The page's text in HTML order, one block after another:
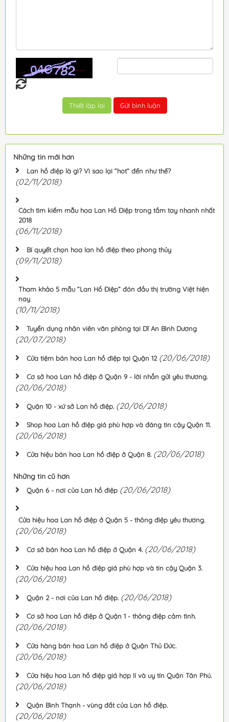
Những tin mới hơn
Lan hồ điệp là gì? Vì sao lại “hot” đến như thế?
(02/11/2018)
Cách tìm kiếm mẫu hoa Lan Hồ Điệp trong tầm tay nhanh nhất
2018
(06/11/2018)
Bí quyết chọn hoa lan hồ điệp theo phong thủy
(09/11/2018)
Tham khảo 5 mẫu “Lan Hồ Điệp” đón đầu thị trường Việt hiện
nay
(10/11/2018)
Tuyển dụng nhân viên văn phòng tại Dĩ An Bình Dương
(20/07/2018)
Cửa tiệm bán hoa Lan hồ điệp tại Quận 12 (20/06/2018)
Cơ sở hoa Lan hồ điệp ở Quận 9 - lời nhắn gửi yêu thương.
(20/06/2018)
Quận 10 - xứ sở Lan hồ điệp. (20/06/2018)
Shop hoa Lan hồ điệp giá phù hợp và đáng tin cậy Quận 11.
(20/06/2018)
Cửa hiệu bán hoa Lan hồ điệp ở Quận 8. (20/06/2018)
Những tin cũ hơn
Quận 6 - nơi của Lan hồ điệp (20/06/2018)
Cửa hiệu hoa Lan hồ điệp ở Quận 5 - thông điệp yêu thương.
(20/06/2018)
Cơ sở bán hoa Lan hồ điệp ở Quận 4. (20/06/2018)
Cửa hiệu hoa Lan hồ điệp giá phù hợp và tin cậy Quận 3.
(20/06/2018)
Quận 2 - nơi của Lan hồ điệp. (20/06/2018)
Cơ sở hoa Lan hồ điệp ở Quận 1 - thông điệp cảm tình.
(20/06/2018)
Cửa hàng bán hoa Lan hồ điệp ở Quận Thủ Đức.
(20/06/2018)
Cửa hiệu hoa Lan hồ điệp giá hợp lí và uy tín Quận Tân Phú.
(20/06/2018)
Quận Bình Thạnh - vùng đất của Lan hồ điệp.
(20/06/2018)